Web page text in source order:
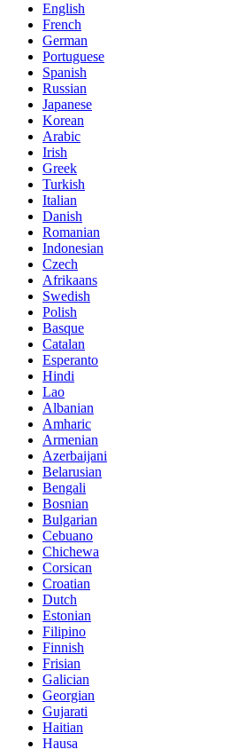
English
French
German
Portuguese
Spanish
Russian
Japanese
Korean
Arabic
Irish
Greek
Turkish
Italian
Danish
Romanian
Indonesian
Czech
Afrikaans
Swedish
Polish
Basque
Catalan
Esperanto
Hindi
Lao
Albanian
Amharic
Armenian
Azerbaijani
Belarusian
Bengali
Bosnian
Bulgarian
Cebuano
Chichewa
Corsican
Croatian
Dutch
Estonian
Filipino
Finnish
Frisian
Galician
Georgian
Gujarati
Haitian
Hausa